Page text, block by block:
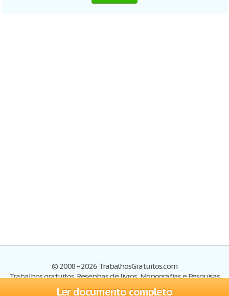
Ler documento completo
© 2008–2026 TrabalhosGratuitos.com
Trabalhos gratuitos, Resenhas de livros, Monografias e Pesquisas